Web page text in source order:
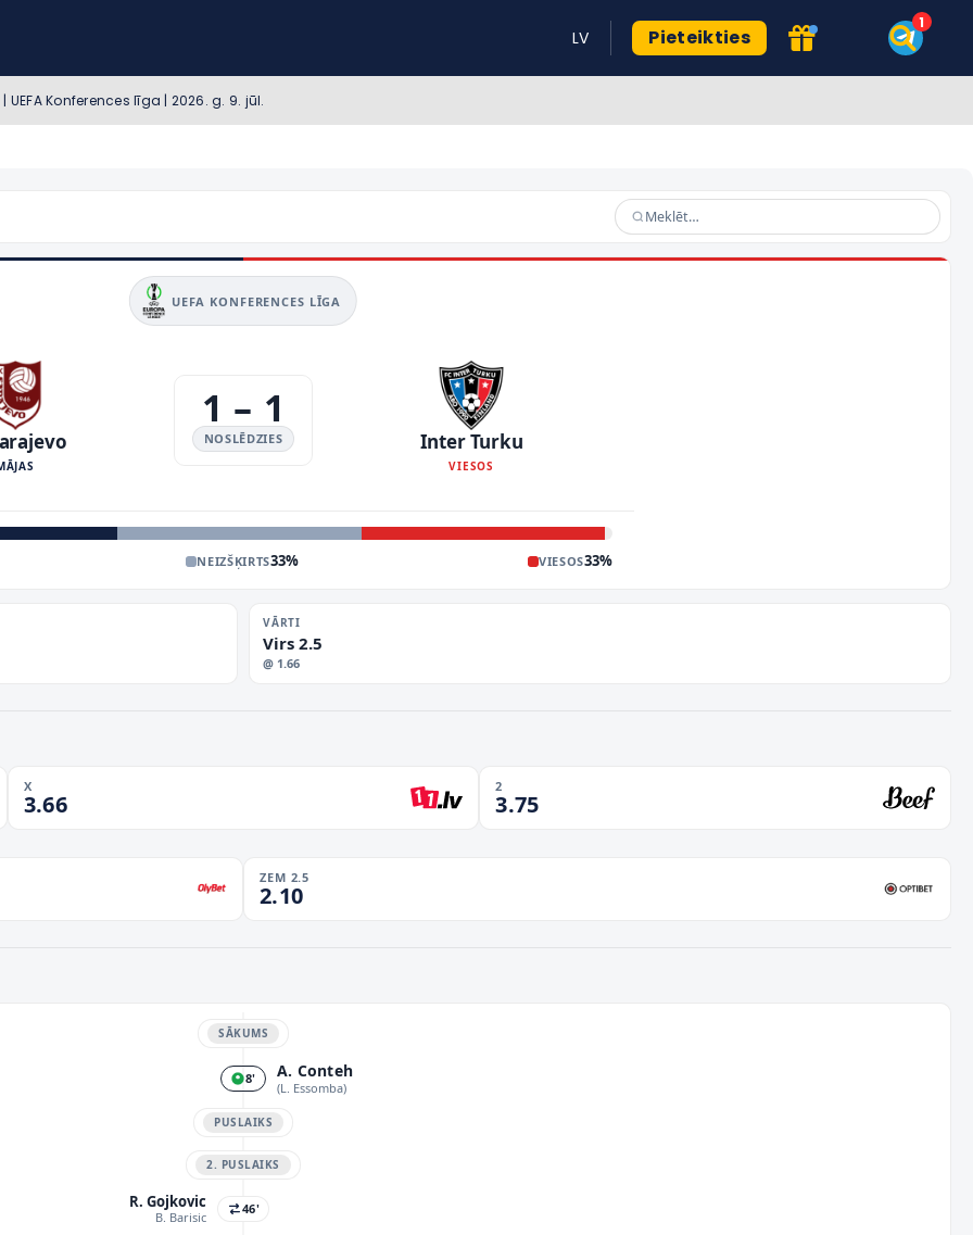
LV Pieteikties
UEFA Konferences līga | 2026. g. 9. jūl.
UEFA KONFERENCES LĪGA
1 – 1
NOSLĒDZIES Inter Turku
VIESOS
NEIZŠĶIRTS33% VIESOS33%
VĀRTI
Virs 2.5
@ 1.66
X
3.66
2
3.75
ZEM 2.5
2.10
SĀKUMS
8' A. Conteh
(L. Essomba)
PUSLAIKS
2. PUSLAIKS
R. Gojkovic
B. Barisic
46'